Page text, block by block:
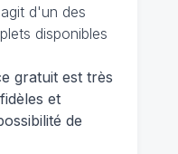
d'un des
disponibles
gratuit est très
et
de